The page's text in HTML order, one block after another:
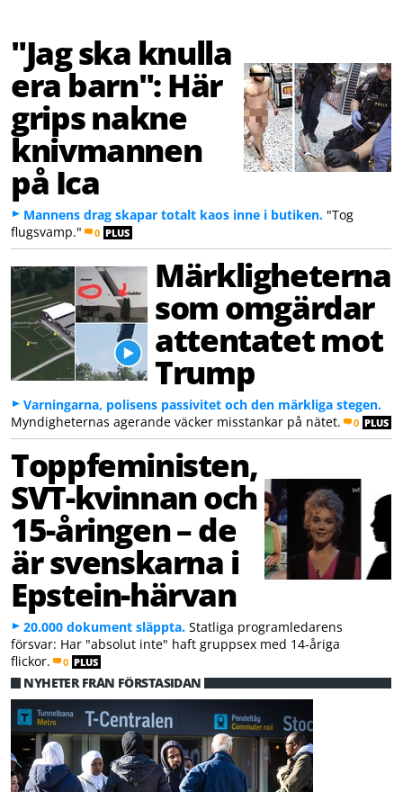
"Jag ska knulla
era barn": Här
grips nakne
knivmannen
på Ica
Mannens drag skapar totalt kaos inne i butiken. "Tog
flugsvamp."
0 PLUS
Märkligheterna
som omgärdar
attentatet mot
Trump
Varningarna, polisens passivitet och den märkliga stegen.
Myndigheternas agerande väcker misstankar på nätet.
0 PLUS
Toppfeministen,
SVT-kvinnan och
15-åringen – de
är svenskarna i
Epstein-härvan
20.000 dokument släppta. Statliga programledarens
försvar: Har "absolut inte" haft gruppsex med 14-åriga
flickor.
0 PLUS
NYHETER FRÅN FÖRSTASIDAN